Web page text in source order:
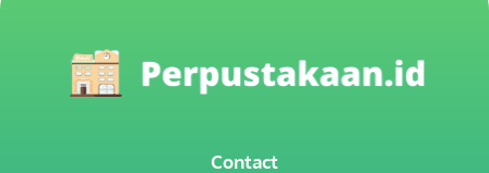
Contact